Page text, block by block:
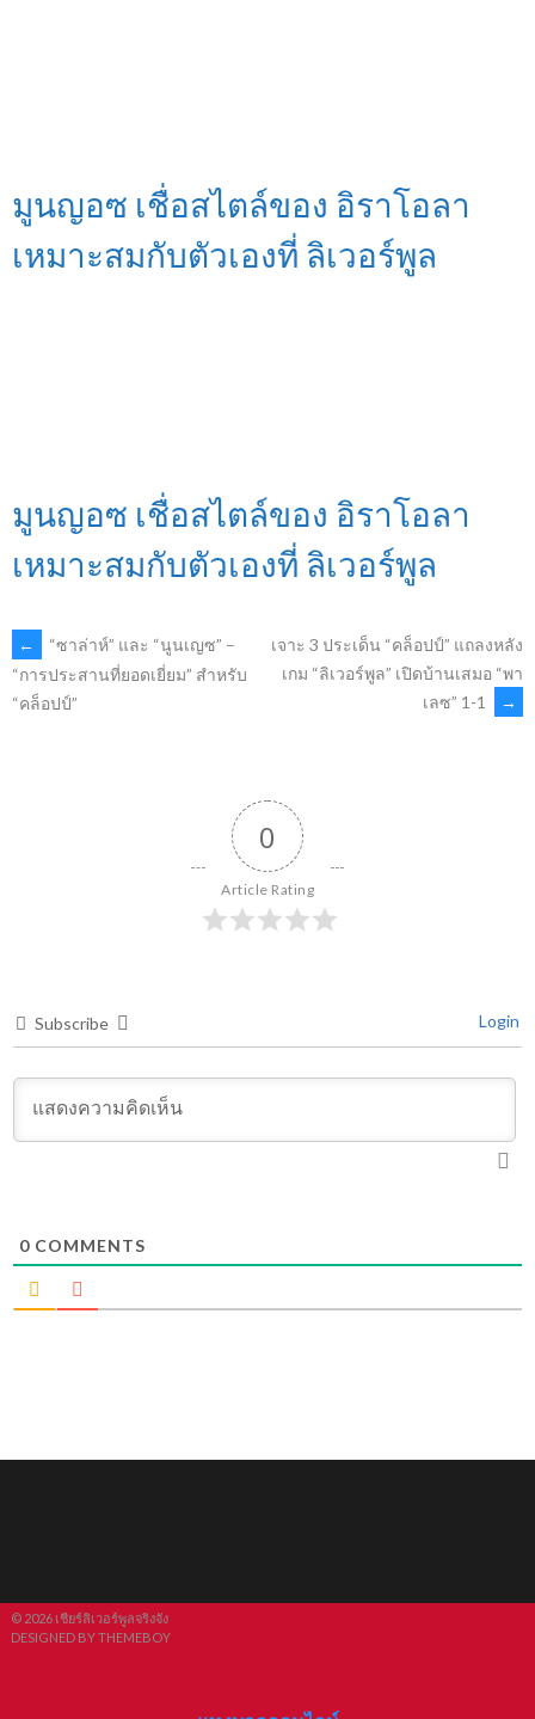
มูนญอซ เชื่อสไตล์ของ อิราโอลา
เหมาะสมกับตัวเองที่ ลิเวอร์พูล
มูนญอซ เชื่อสไตล์ของ อิราโอลา
เหมาะสมกับตัวเองที่ ลิเวอร์พูล
POST
NAVIGATION
←
“ซาล่าห์” และ “นูนเญซ” –
“การประสานที่ยอดเยี่ยม” สำหรับ
“คล็อปป์”
เจาะ 3 ประเด็น “คล็อปป์” แถลงหลัง
เกม “ลิเวอร์พูล” เปิดบ้านเสมอ “พา
เลซ” 1-1
→
0
Article Rating
Subscribe Login
0 COMMENTS
© 2026 เชียร์ลิเวอร์พูลจริงจัง
DESIGNED BY THEMEBOY